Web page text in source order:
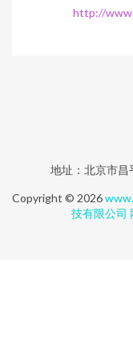
http://
地址：北京市
Copyright © 2026
技有限公司